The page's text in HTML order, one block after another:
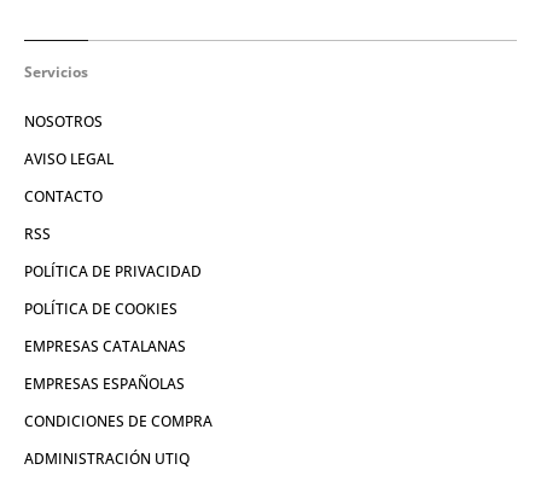
Servicios
NOSOTROS
AVISO LEGAL
CONTACTO
RSS
POLÍTICA DE PRIVACIDAD
POLÍTICA DE COOKIES
EMPRESAS CATALANAS
EMPRESAS ESPAÑOLAS
CONDICIONES DE COMPRA
ADMINISTRACIÓN UTIQ